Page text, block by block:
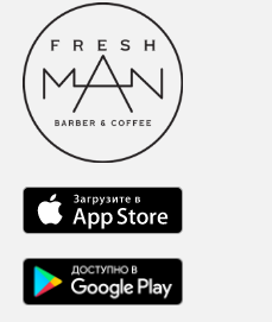
Мобильное
приложение
FRESHMAN
в
Google
Play
Мобильное
приложение
Freshman
в
App
Store
Мобильное
приложение
FRESHMAN